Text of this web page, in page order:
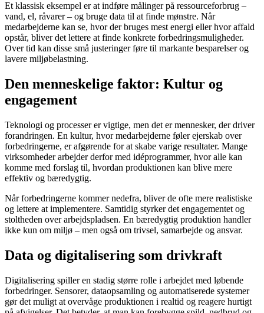
Et klassisk eksempel er at indføre målinger på ressourceforbrug –
vand, el, råvarer – og bruge data til at finde mønstre. Når
medarbejderne kan se, hvor der bruges mest energi eller hvor affald
opstår, bliver det lettere at finde konkrete forbedringsmuligheder.
Over tid kan disse små justeringer føre til markante besparelser og
lavere miljøbelastning.
Den menneskelige faktor: Kultur og
engagement
Teknologi og processer er vigtige, men det er mennesker, der driver
forandringen. En kultur, hvor medarbejderne føler ejerskab over
forbedringerne, er afgørende for at skabe varige resultater. Mange
virksomheder arbejder derfor med idéprogrammer, hvor alle kan
komme med forslag til, hvordan produktionen kan blive mere
effektiv og bæredygtig.
Når forbedringerne kommer nedefra, bliver de ofte mere realistiske
og lettere at implementere. Samtidig styrker det engagementet og
stoltheden over arbejdspladsen. En bæredygtig produktion handler
ikke kun om miljø – men også om trivsel, samarbejde og ansvar.
Data og digitalisering som drivkraft
Digitalisering spiller en stadig større rolle i arbejdet med løbende
forbedringer. Sensorer, dataopsamling og automatiserede systemer
gør det muligt at overvåge produktionen i realtid og reagere hurtigt